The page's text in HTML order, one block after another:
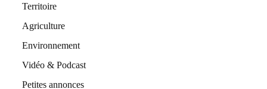
Territoire
Agriculture
Environnement
Vidéo & Podcast
Petites annonces